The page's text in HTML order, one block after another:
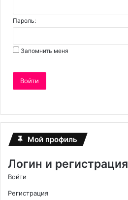
Пароль:
Запомнить меня
Войти
Мой профиль
Логин и регистрация
Войти
Регистрация